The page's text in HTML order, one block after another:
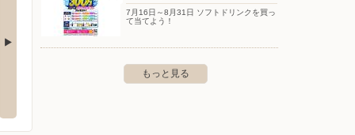
しまむら/コープ葛
17
ファッションセンターしまむら/パサージ
7月16日～8月31日 ソフトドリンクを買っ
て当てよう！
もっと見る